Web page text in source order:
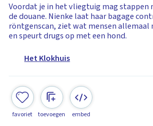
Voordat je in het vliegtuig mag stappen
de douane. Nienke laat haar bagage
röntgenscan, ziet wat mensen allemaal
en speurt drugs op met een hond.
Het Klokhuis
favoriet toevoegen embed